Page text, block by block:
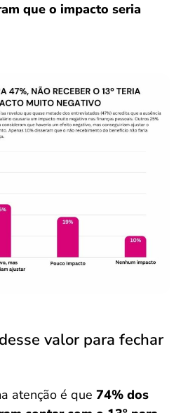
que o impacto seria
valor para fechar
atenção é que 74% dos